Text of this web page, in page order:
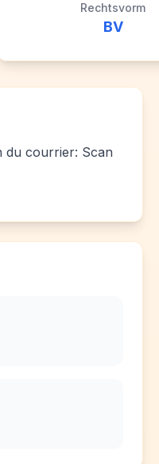
Rechtsvorm
BV
du courrier: Scan